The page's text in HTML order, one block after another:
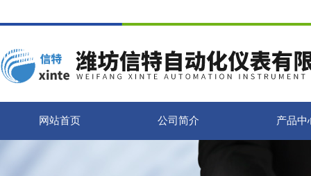
网站首页 公司简介 产品中